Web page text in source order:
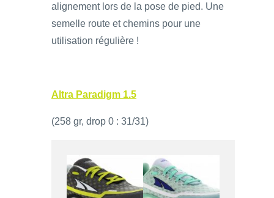
alignement lors de la pose de pied. Une
semelle route et chemins pour une
utilisation régulière !
Altra Paradigm 1.5
(258 gr, drop 0 : 31/31)